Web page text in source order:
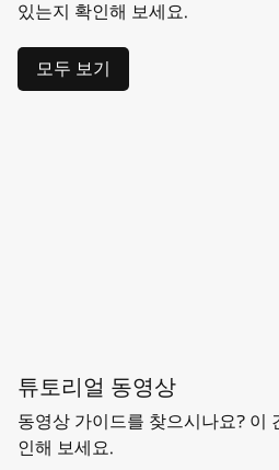
있는지 확인해 보세요.
모두 보기
튜토리얼 동영상
동영상 가이드를 찾으시나요? 이
인해 보세요.